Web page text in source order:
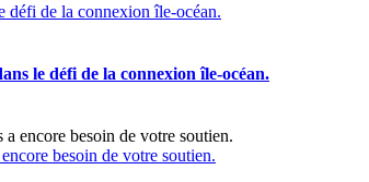
défi de la connexion île-océan.
le défi de la connexion île-océan.
besoin de votre soutien.